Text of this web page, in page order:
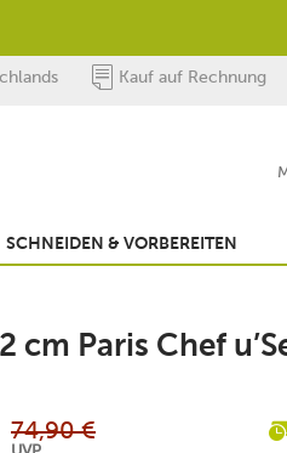
Kauf auf Rechnung
SCHNEIDEN & VORBEREITEN
cm Paris Chef
74,90 €